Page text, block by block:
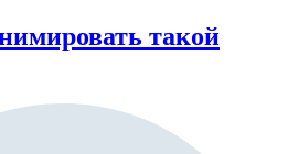
такой